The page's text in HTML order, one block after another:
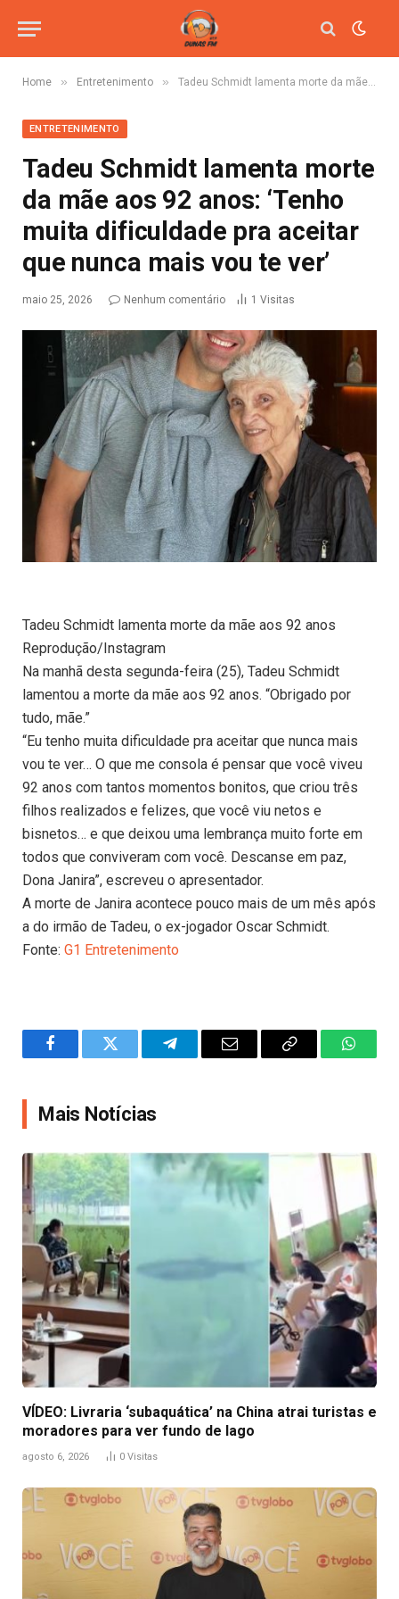
Home » Entretenimento » Tadeu Schmidt lamenta morte da mãe aos 92 anos: ‘Tenho muita dificuldade pra aceitar que nunca mais vou te ver’
ENTRETENIMENTO
Tadeu Schmidt lamenta morte
da mãe aos 92 anos: ‘Tenho
muita dificuldade pra aceitar
que nunca mais vou te ver’
maio 25, 2026 Nenhum comentário 1 Visitas
Tadeu Schmidt lamenta morte da mãe aos 92 anos
Reprodução/Instagram
Na manhã desta segunda-feira (25), Tadeu Schmidt
lamentou a morte da mãe aos 92 anos. “Obrigado por
tudo, mãe.”
“Eu tenho muita dificuldade pra aceitar que nunca mais
vou te ver… O que me consola é pensar que você viveu
92 anos com tantos momentos bonitos, que criou três
filhos realizados e felizes, que você viu netos e
bisnetos… e que deixou uma lembrança muito forte em
todos que conviveram com você. Descanse em paz,
Dona Janira”, escreveu o apresentador.
A morte de Janira acontece pouco mais de um mês após
a do irmão de Tadeu, o ex-jogador Oscar Schmidt.
Fonte: G1 Entretenimento
FacebookTwitter TelegramEmail
Copy
Mais Notícias
VÍDEO: Livraria ‘subaquática’ na China atrai turistas e
moradores para ver fundo de lago
agosto 6, 2026 0 Visitas